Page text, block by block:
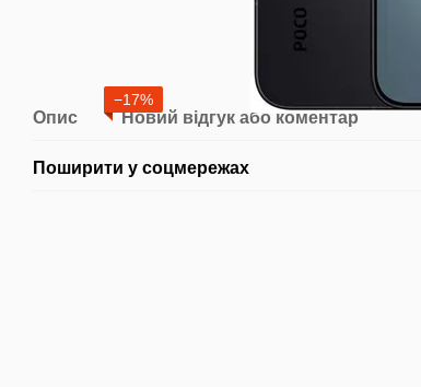
−17%
Опис Новий відгук або коментар
Поширити у соцмережах